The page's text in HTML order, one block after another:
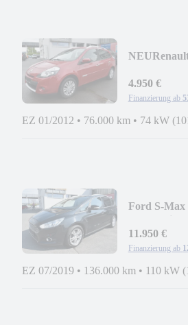
NEU
4.950 €
Finanzierung ab
EZ 01/2012 • 76.000 km • 74 kW
Ford S-Max
11.950 €
Finanzierung ab
EZ 07/2019 • 136.000 km • 110 kW